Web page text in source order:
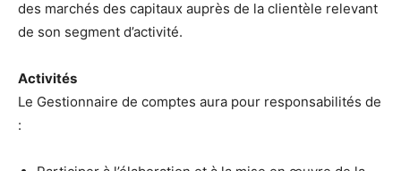
des marchés des capitaux auprès de la clientèle relevant
de son segment d’activité.
Activités
Le Gestionnaire de comptes aura pour responsabilités de
: